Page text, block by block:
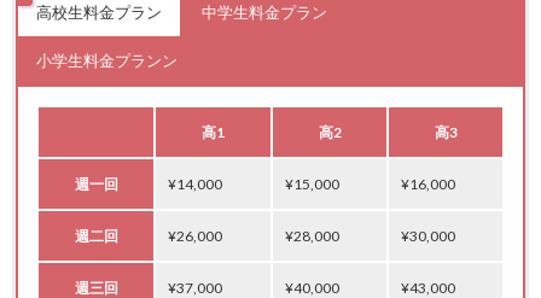
高校生料金プラン 中学生料金プラン
小学生料金プランン
高1 高2 高3
週一回 ¥14,000 ¥15,000 ¥16,000
週二回 ¥26,000 ¥28,000 ¥30,000
週三回 ¥37,000 ¥40,000 ¥43,000